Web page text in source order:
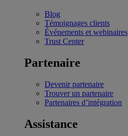
Blog
Témoignages clients
Événements et webinaires
Trust Center
Partenaire
Devenir partenaire
Trouver un partenaire
Partenaires d’intégration
Assistance